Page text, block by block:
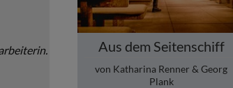
Aus dem Seitenschiff
von Katharina Renner & Georg
Plank